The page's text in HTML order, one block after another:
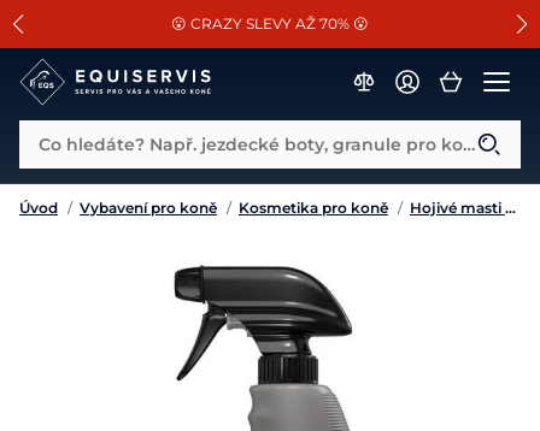
SLEVA 13% na vše od Cassini!
😮 CRAZY SLEVY AŽ 70% 😮
📐Pasování a doplňky k vybraným sedlům ZDARMA 🐴
Co hledáte? Např. jezdecké boty, granule pro koně...
Úvod / Vybavení pro koně / Kosmetika pro koně / Hojivé masti a balzámy